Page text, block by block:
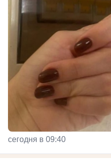
сегодня в 09:40